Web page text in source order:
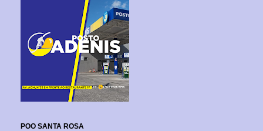
POO SANTA ROSA